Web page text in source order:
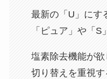
最新の「U」にす
「ピュア」や「S
塩素除去機能が
切り替えを重視